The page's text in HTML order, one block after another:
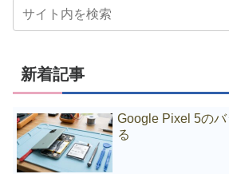
新着記事
Google Pixel 5の
る